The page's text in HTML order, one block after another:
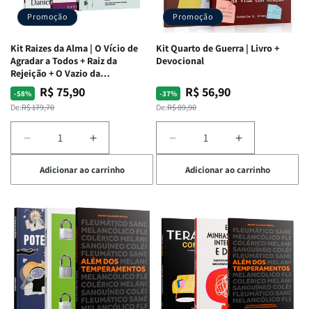
Promoção
Kit Raizes da Alma | O Vício de
Agradar a Todos + Raiz da
Rejeição + O Vazio da
Insatisfação.
-58%
Preço
normal
De:R$ 179,70
Preço
promocional
R$ 75,90
Diminuir
a
quantidade
de
Raizes
da
Alma
|
O
Vício
Aumentar
a
quantidade
de
Raizes
da
Alma
|
O
Vício
de
Adicionar ao carrinho
Promoção
Kit Quarto de Guerra | Livro +
Devocional
-37%
Preço
normal
De:R$ 89,90
Preço
promocional
R$ 56,90
Diminuir
a
quantidade
de
Quarto
de
Guerra
Livro
+
Devocional
Aumentar
a
quantidade
de
Quarto
de
Guerra
|
Livro
+
Devocional
Adicionar ao carrinho